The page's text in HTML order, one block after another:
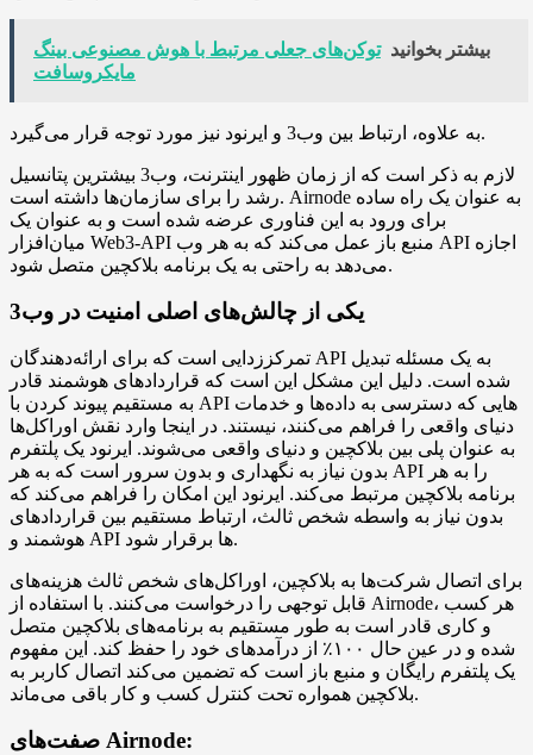
بیشتر بخوانید توکن‌های جعلی مرتبط با هوش مصنوعی بینگ
مایکروسافت
به علاوه، ارتباط بین وب3 و ایرنود نیز مورد توجه قرار می‌گیرد.
لازم به ذکر است که از زمان ظهور اینترنت، وب3 بیشترین پتانسیل
رشد را برای سازمان‌ها داشته است. Airnode به عنوان یک راه ساده
برای ورود به این فناوری عرضه شده است و به عنوان یک
میان‌افزار Web3-API منبع باز عمل می‌کند که به هر وب API اجازه
می‌دهد به راحتی به یک برنامه بلاکچین متصل شود.
یکی از چالش‌های اصلی امنیت در وب3
تمرکززدایی است که برای ارائه‌دهندگان API به یک مسئله تبدیل
شده است. دلیل این مشکل این است که قراردادهای هوشمند قادر
به مستقیم پیوند کردن با API هایی که دسترسی به داده‌ها و خدمات
دنیای واقعی را فراهم می‌کنند، نیستند. در اینجا وارد نقش اوراکل‌ها
به عنوان پلی بین بلاکچین و دنیای واقعی می‌شوند. ایرنود یک پلتفرم
بدون نیاز به نگهداری و بدون سرور است که به هر API را به هر
برنامه بلاکچین مرتبط می‌کند. ایرنود این امکان را فراهم می‌کند که
بدون نیاز به واسطه شخص ثالث، ارتباط مستقیم بین قراردادهای
هوشمند و API ها برقرار شود.
برای اتصال شرکت‌ها به بلاکچین، اوراکل‌های شخص ثالث هزینه‌های
قابل توجهی را درخواست می‌کنند. با استفاده از Airnode، هر کسب
و کاری قادر است به طور مستقیم به برنامه‌های بلاکچین متصل
شده و در عین حال ۱۰۰٪ از درآمدهای خود را حفظ کند. این مفهوم
یک پلتفرم رایگان و منبع باز است که تضمین می‌کند اتصال کاربر به
بلاکچین همواره تحت کنترل کسب و کار باقی می‌ماند.
صفت‌های Airnode: